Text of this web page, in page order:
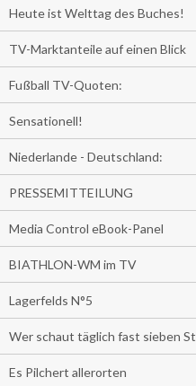
Heute ist Welttag des Buches!
TV-Marktanteile auf einen Blick
Fußball TV-Quoten:
Sensationell!
Niederlande - Deutschland:
PRESSEMITTEILUNG
Media Control eBook-Panel
BIATHLON-WM im TV
Lagerfelds N°5
Wer schaut täglich fast sieben
Es Pilchert allerorten